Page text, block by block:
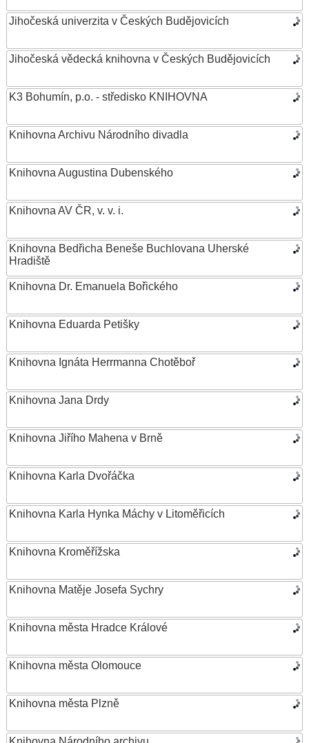
Jihočeská univerzita v Českých Budějovicích
Jihočeská vědecká knihovna v Českých Budějovicích
K3 Bohumín, p.o. - středisko KNIHOVNA
Knihovna Archivu Národního divadla
Knihovna Augustina Dubenského
Knihovna AV ČR, v. v. i.
Knihovna Bedřicha Beneše Buchlovana Uherské
Hradiště
Knihovna Dr. Emanuela Bořického
Knihovna Eduarda Petišky
Knihovna Ignáta Herrmanna Chotěboř
Knihovna Jana Drdy
Knihovna Jiřího Mahena v Brně
Knihovna Karla Dvořáčka
Knihovna Karla Hynka Máchy v Litoměřicích
Knihovna Kroměřížska
Knihovna Matěje Josefa Sychry
Knihovna města Hradce Králové
Knihovna města Olomouce
Knihovna města Plzně